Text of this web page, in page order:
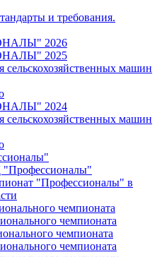
и требования.
2026
2025
сельскохозяйственных машин
2024
сельскохозяйственных машин
"Профессионалы"
"Профессионалы" в
чемпионата
чемпионата
чемпионата
чемпионата